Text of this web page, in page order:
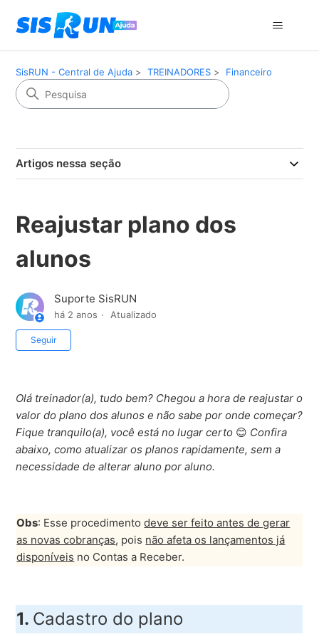
SisRUN - Central de Ajuda TREINADORES Financeiro
Artigos nessa seção
Reajustar plano dos
alunos
Suporte SisRUN
há 2 anos Atualizado
Seguir
Olá treinador(a), tudo bem? Chegou a hora de reajustar o
valor do plano dos alunos e não sabe por onde começar?
Fique tranquilo(a), você está no lugar certo 😊 Confira
abaixo, como atualizar os planos rapidamente, sem a
necessidade de alterar aluno por aluno.
Obs: Esse procedimentodeve ser feito antes de gerar
as novas cobranças, pois não afeta os lançamentos já
disponíveis no Contas a Receber.
1. Cadastro do plano